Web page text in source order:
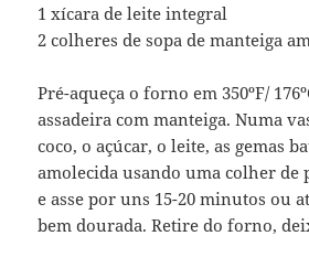
1 xícara de leite integral
2 colheres de sopa de manteiga
Pré-aqueça o forno em 350ºF/
assadeira com manteiga. Numa
coco, o açúcar, o leite, as gemas
amolecida usando uma colher de
e asse por uns 15-20 minutos ou
bem dourada. Retire do forno,